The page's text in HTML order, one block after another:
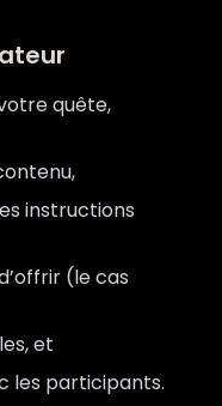
quête,
instructions
(le cas
et
les participants.